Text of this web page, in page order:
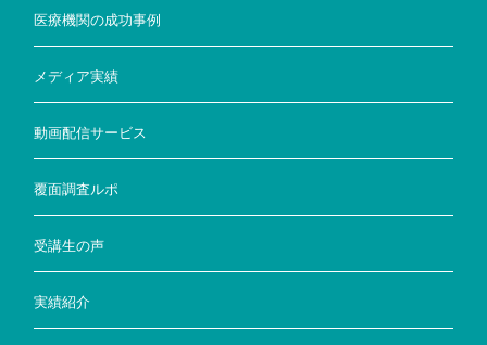
医療機関の成功事例
メディア実績
動画配信サービス
覆面調査ルポ
受講生の声
実績紹介